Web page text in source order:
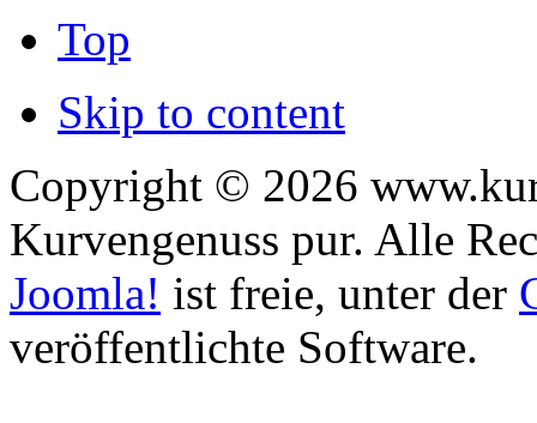
Top
Skip to content
Copyright © 2026
Kurvengenuss pur. Alle
Joomla! ist freie, unter der
veröffentlichte Software.